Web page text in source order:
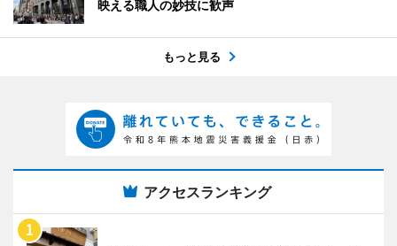
映える職人の妙技に歓声
もっと見る
アクセスランキング